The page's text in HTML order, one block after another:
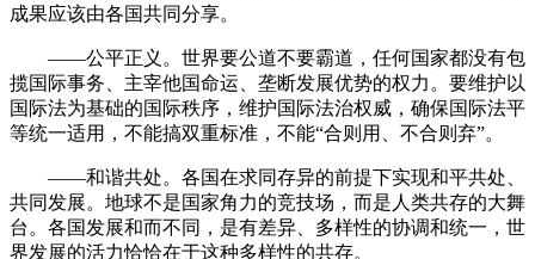
成果应该由各国共同分享。
——公平正义。世界要公道不要霸道，任何国家都没有包
揽国际事务、主宰他国命运、垄断发展优势的权力。要维护以
国际法为基础的国际秩序，维护国际法治权威，确保国际法平
等统一适用，不能搞双重标准，不能“合则用、不合则弃”。
——和谐共处。各国在求同存异的前提下实现和平共处、
共同发展。地球不是国家角力的竞技场，而是人类共存的大舞
台。各国发展和而不同，是有差异、多样性的协调和统一，世
界发展的活力恰恰在于这种多样性的共存。